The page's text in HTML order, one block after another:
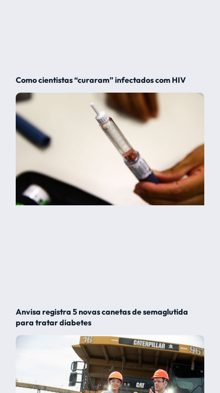
Como cientistas “curaram” infectados com HIV
Anvisa registra 5 novas canetas de semaglutida
para tratar diabetes